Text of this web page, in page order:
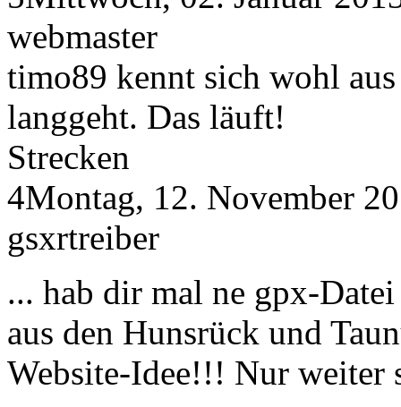
webmaster
timo89 kennt sich wohl
langgeht. Das läuft!
Strecken
4Montag, 12. November
gsxrtreiber
... hab dir mal ne gpx-
aus den Hunsrück und
Website-Idee!!! Nur weiter